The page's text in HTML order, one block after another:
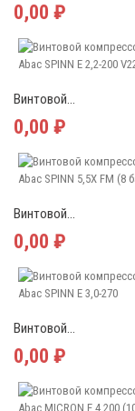
0,00 ₽
Винтовой...
0,00 ₽
Винтовой...
0,00 ₽
Винтовой...
0,00 ₽